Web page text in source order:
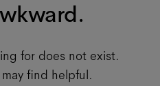
for does not exist.
find helpful.